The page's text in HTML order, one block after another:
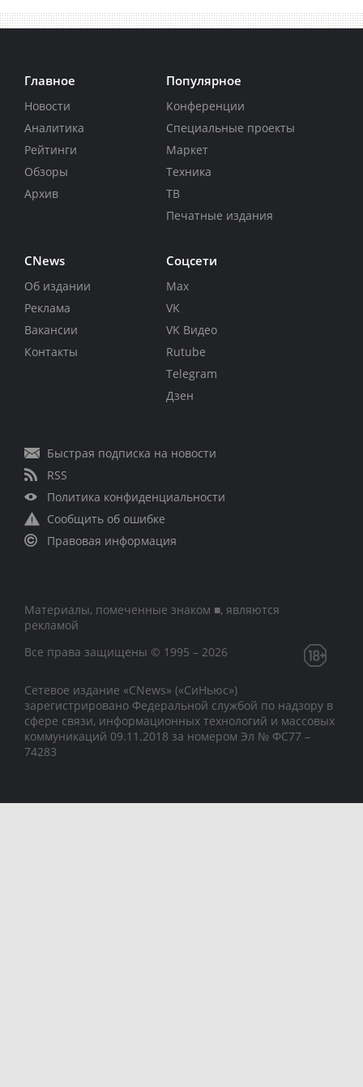
Главное
Новости
Аналитика
Рейтинги
Обзоры
Архив
Популярное
Конференции
Специальные проекты
Маркет
Техника
ТВ
Печатные издания
CNews
Об издании
Реклама
Вакансии
Контакты
Соцсети
Max
VK
VK Видео
Rutube
Telegram
Дзен
Быстрая подписка на новости
RSS
Политика конфиденциальности
Сообщить об ошибке
Правовая информация
Материалы, помеченные знаком ■, являются
рекламой
Все права защищены © 1995 – 2026
Сетевое издание «CNews» («СиНьюс»)
зарегистрировано Федеральной службой по надзору в
сфере связи, информационных технологий и массовых
коммуникаций 09.11.2018 за номером Эл № ФС77 –
74283